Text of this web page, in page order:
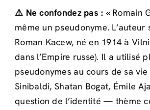
⚠️ Ne confondez pas : « Romain
même un pseudonyme. L’auteur
Roman Kacew, né en 1914 à
dans l’Empire russe). Il a utilisé
pseudonymes au cours de sa vie
Sinibaldi, Shatan Bogat, Émile
question de l’identité — thème